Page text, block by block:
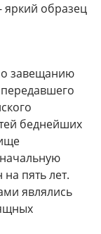
яркий образец
завещанию
беднейших
пять лет.
являлись